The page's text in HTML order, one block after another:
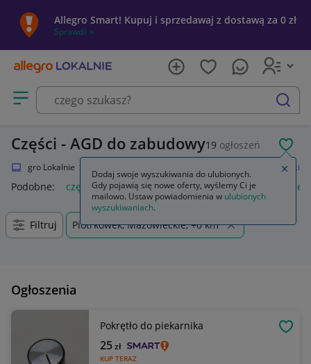
Allegro Smart! Kupuj i sprzedawaj z dostawą za 0 zł
Sprawdź »
Otwórz menu z kategoriami
szukaj
Części - AGD do zabudowy19 ogłoszeń
Allegro Lokalnie Części
Podobne: części części zamienne części montażowe
Filtruj Piotrkówek, Mazowieckie, +0 km
Ogłoszenia
Pokrętło do piekarnika
KUP TERAZ
25zł
Dodaj swoje wyszukiwania do ulubionych.
Gdy pojawią się nowe oferty, wyślemy Ci je
mailowo. Ustaw powiadomienia w ulubionych
wyszukiwaniach.